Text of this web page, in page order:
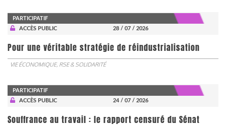
PARTICIPATIF
ACCÈS PUBLIC
28 / 07 / 2026
Pour une véritable stratégie de réindustrialisation
VIE ÉCONOMIQUE, RSE & SOLIDARITÉ
PARTICIPATIF
ACCÈS PUBLIC
24 / 07 / 2026
Souffrance au travail : le rapport censuré du Sénat